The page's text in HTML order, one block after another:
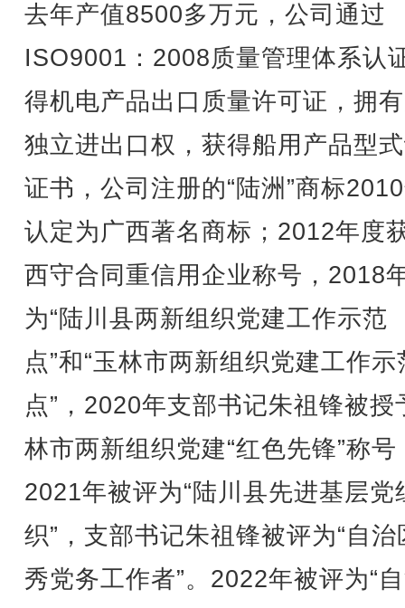
去年产值8500多万元，公司通过
ISO9001：2008质量管理体系认
得机电产品出口质量许可证，拥
独立进出口权，获得船用产品型
证书，公司注册的“陆洲”商标
认定为广西著名商标；2012年度
西守合同重信用企业称号，2018
为“陆川县两新组织党建工作示范
点”和“玉林市两新组织党建工作示
点”，2020年支部书记朱祖锋被授
林市两新组织党建“红色先锋”称号
2021年被评为“陆川县先进基层党
织”，支部书记朱祖锋被评为“自治
秀党务工作者”。2022年被评为“